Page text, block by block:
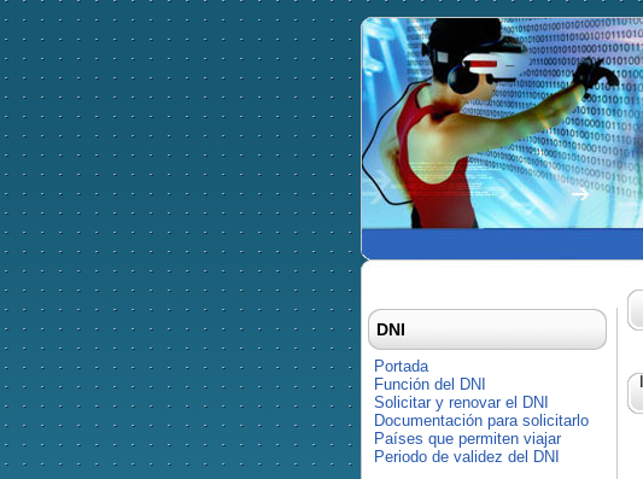
DNI
Portada
Función del DNI
Solicitar y renovar el DNI
Documentación para solicitarlo
Países que permiten viajar
Periodo de validez del DNI